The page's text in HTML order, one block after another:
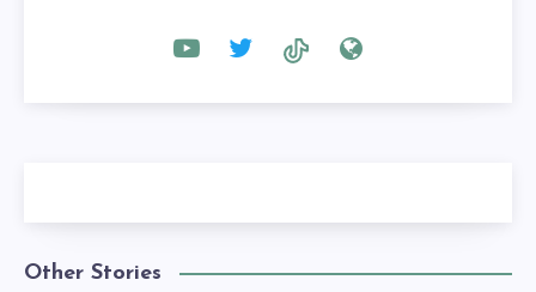
Other Stories